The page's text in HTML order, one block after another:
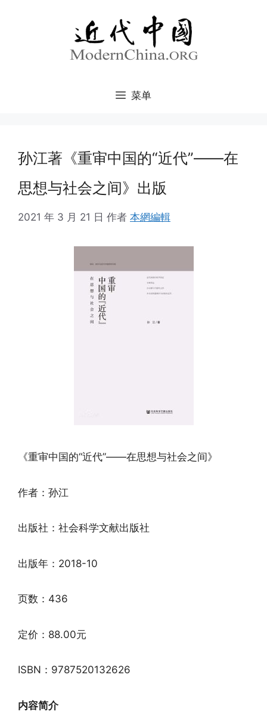
菜单
孙江著《重审中国的“近代”——在
思想与社会之间》出版
2021 年 3 月 21 日 作者 本網編輯
《重审中国的“近代”——在思想与社会之间》
作者：孙江
出版社：社会科学文献出版社
出版年：2018-10
页数：436
定价：88.00元
ISBN：9787520132626
内容简介